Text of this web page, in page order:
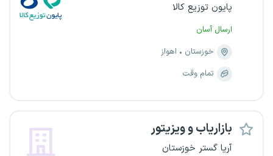
پایون توزیع کالا
ارسال آسان
خوزستان
اهواز
تمام وقت
بازاریاب و ویزیتور
آریا گستر خوزستان